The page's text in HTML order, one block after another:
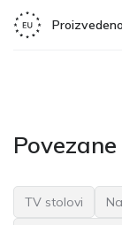
TV stolovi